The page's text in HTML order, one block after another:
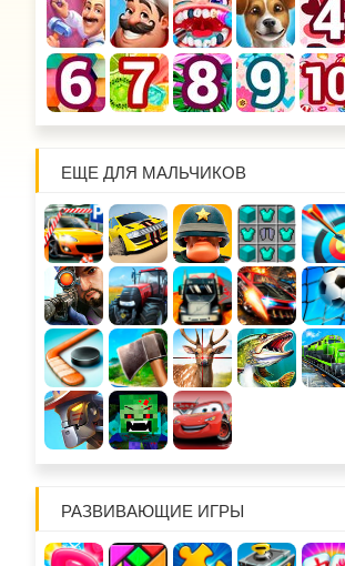
ЕЩЕ ДЛЯ МАЛЬЧИКОВ
РАЗВИВАЮЩИЕ ИГРЫ